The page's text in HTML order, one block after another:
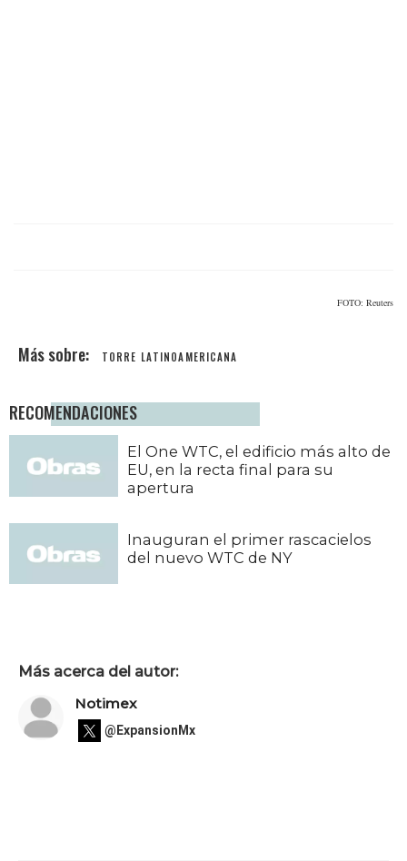
FOTO: Reuters
TORRE LATINOAMERICANA
RECOMENDACIONES
El One WTC, el edificio más alto de
EU, en la recta final para su
apertura
Inauguran el primer rascacielos
del nuevo WTC de NY
Más acerca del autor:
Notimex
@ExpansionMx